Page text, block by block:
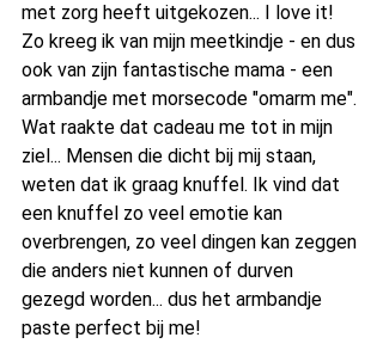
met zorg heeft uitgekozen... I love it!
Zo kreeg ik van mijn meetkindje - en dus
ook van zijn fantastische mama - een
armbandje met morsecode "omarm me".
Wat raakte dat cadeau me tot in mijn
ziel... Mensen die dicht bij mij staan,
weten dat ik graag knuffel. Ik vind dat
een knuffel zo veel emotie kan
overbrengen, zo veel dingen kan zeggen
die anders niet kunnen of durven
gezegd worden... dus het armbandje
paste perfect bij me!